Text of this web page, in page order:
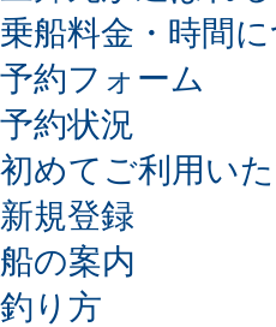
乗船料金・時間
予約フォーム
予約状況
初めてご利用い
新規登録
船の案内
釣り方